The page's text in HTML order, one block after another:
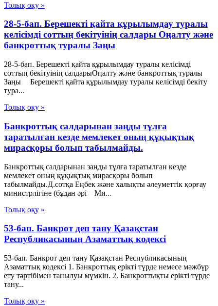
Толық оқу »
28-5-бап. Берешекті қайта құрылымдау туралы
келісімді соттың бекітуінің салдары Оңалту және
банкроттық туралы Заңы
28-5-бап. Берешекті қайта құрылымдау туралы келісімді
соттың бекітуінің салдарыОңалту және банкроттық туралы
Заңы Берешекті қайта құрылымдау туралы келісімді бекіту
тура...
Толық оқу »
Банкроттық салдарынан заңды тұлға
таратылған кезде мемлекет оның құқықтық
мирасқоры болып табылмайды.
Банкроттық салдарынан заңды тұлға таратылған кезде
мемлекет оның құқықтық мирасқоры болып
табылмайды.Д.сотқа Еңбек және халықты әлеуметтік қорғау
министрлігіне (бұдан әрі – Ми...
Толық оқу »
53-бап. Банкрот деп тану Қазақстан
Республикасының Азаматтық кодексi
53-бап. Банкрот деп тану Қазақстан Республикасының
Азаматтық кодексi 1. Банкроттық ерiктi түрде немесе мәжбүр
ету тәртiбiмен танылуы мүмкiн. 2. Банкроттықты ерiктi түрде
тану...
Толық оқу »